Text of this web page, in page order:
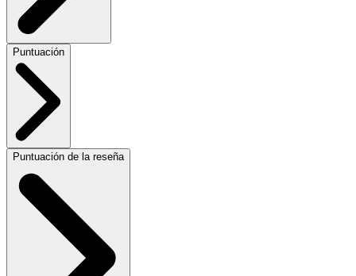
Puntuación
Puntuación de la reseña